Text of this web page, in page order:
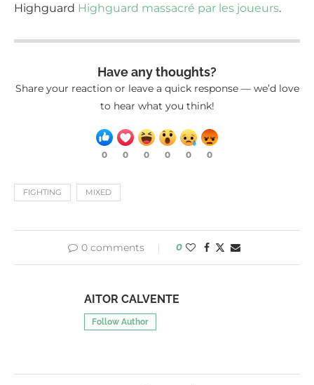
Highguard Highguard massacré par les joueurs.
Have any thoughts?
Share your reaction or leave a quick response — we’d love
to hear what you think!
0 0 0 0 0 0
FIGHTING MIXED
0 comments 0
AITOR CALVENTE
Follow Author